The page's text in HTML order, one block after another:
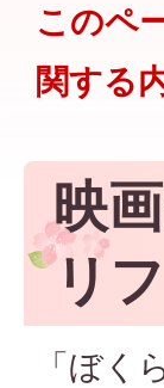
ョ
ン
映
画
このペ
関する
映
リ
「ぼく